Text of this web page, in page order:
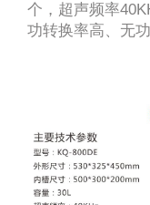
个，超声频率
功转换率高、无